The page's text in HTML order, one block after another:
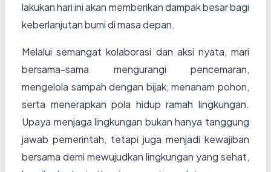
lakukan hari ini akan memberikan dampak besar bagi
keberlanjutan bumi di masa depan.
Melalui semangat kolaborasi dan aksi nyata, mari
bersama-sama mengurangi pencemaran,
mengelola sampah dengan bijak, menanam pohon,
serta menerapkan pola hidup ramah lingkungan.
Upaya menjaga lingkungan bukan hanya tanggung
jawab pemerintah, tetapi juga menjadi kewajiban
bersama demi mewujudkan lingkungan yang sehat,